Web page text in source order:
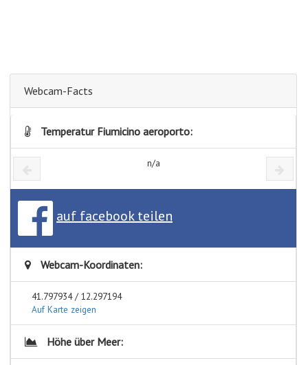
Webcam-Facts
Temperatur Fiumicino aeroporto:
n/a
auf facebook teilen
Webcam-Koordinaten:
41.797934 / 12.297194
Auf Karte zeigen
Höhe über Meer: